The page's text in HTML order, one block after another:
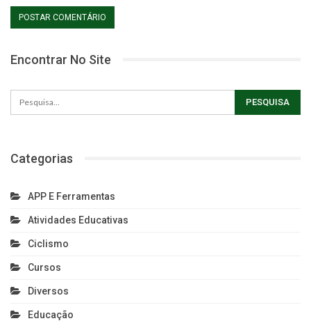
Encontrar No Site
Categorias
APP E Ferramentas
Atividades Educativas
Ciclismo
Cursos
Diversos
Educação